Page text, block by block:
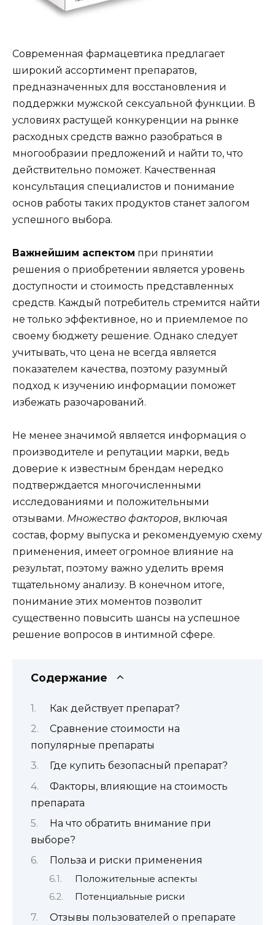
Современная фармацевтика предлагает
широкий ассортимент препаратов,
предназначенных для восстановления и
поддержки мужской сексуальной функции. В
условиях растущей конкуренции на рынке
расходных средств важно разобраться в
многообразии предложений и найти то, что
действительно поможет. Качественная
консультация специалистов и понимание
основ работы таких продуктов станет залогом
успешного выбора.
Важнейшим аспектом при принятии
решения о приобретении является уровень
доступности и стоимость представленных
средств. Каждый потребитель стремится найти
не только эффективное, но и приемлемое по
своему бюджету решение. Однако следует
учитывать, что цена не всегда является
показателем качества, поэтому разумный
подход к изучению информации поможет
избежать разочарований.
Не менее значимой является информация о
производителе и репутации марки, ведь
доверие к известным брендам нередко
подтверждается многочисленными
исследованиями и положительными
отзывами. Множество факторов, включая
состав, форму выпуска и рекомендуемую схему
применения, имеет огромное влияние на
результат, поэтому важно уделить время
тщательному анализу. В конечном итоге,
понимание этих моментов позволит
существенно повысить шансы на успешное
решение вопросов в интимной сфере.
Содержание
Как действует препарат?
Сравнение стоимости на
популярные препараты
Где купить безопасный препарат?
Факторы, влияющие на стоимость
препарата
На что обратить внимание при
выборе?
Польза и риски применения
Положительные аспекты
Потенциальные риски
Отзывы пользователей о препарате